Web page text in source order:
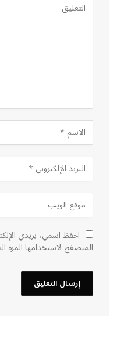
احفظ اسمي، بريدي
المتصفح لاستخدامها المرة